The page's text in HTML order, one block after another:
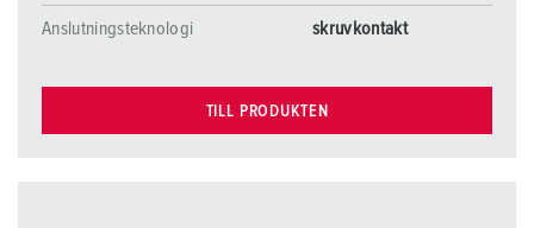
Anslutningsteknologi skruvkontakt
TILL PRODUKTEN